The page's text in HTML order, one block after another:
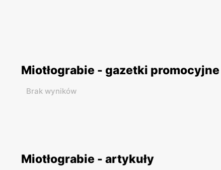
Miotłograbie - gazetki promocyjne
Brak wyników
Miotłograbie - artykuły